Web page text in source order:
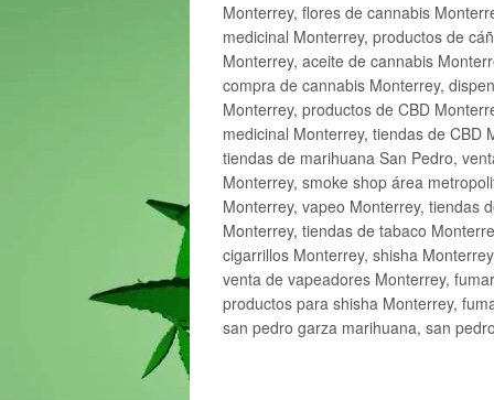
Monterrey, flores de cannabis
medicinal Monterrey, productos de
Monterrey, aceite de cannabis
compra de cannabis Monterrey,
Monterrey, productos de CBD
medicinal Monterrey, tiendas de CBD
tiendas de marihuana San Pedro,
Monterrey, smoke shop área
Monterrey, vapeo Monterrey, tiendas
Monterrey, tiendas de tabaco
cigarrillos Monterrey, shisha
venta de vapeadores Monterrey,
productos para shisha Monterrey,
san pedro garza marihuana, san